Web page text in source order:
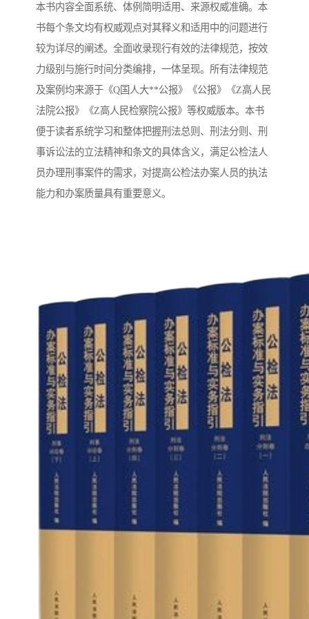
本书内容全面系统、体例简明适用、来源权威准确。本
书每个条文均有权威观点对其释义和适用中的问题进行
较为详尽的阐述。全面收录现行有效的法律规范，按效
力级别与施行时间分类编排，一体呈现。所有法律规范
及案例均来源于《Q国人大**公报》《公报》《Z高人民
法院公报》《Z高人民检察院公报》等权威版本。本书
便于读者系统学习和整体把握刑法总则、刑法分则、刑
事诉讼法的立法精神和条文的具体含义，满足公检法人
员办理刑事案件的需求，对提高公检法办案人员的执法
能力和办案质量具有重要意义。